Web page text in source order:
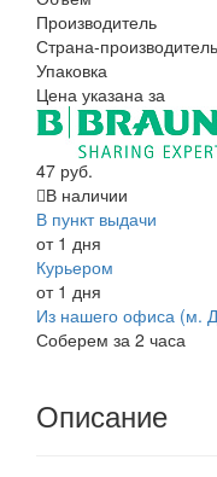
Производитель
Страна-производитель
Упаковка
Цена указана за
47 руб.
В наличии
В пункт выдачи
от 1 дня
Курьером
от 1 дня
Из нашего офиса (м.
Соберем за 2 часа
Описание